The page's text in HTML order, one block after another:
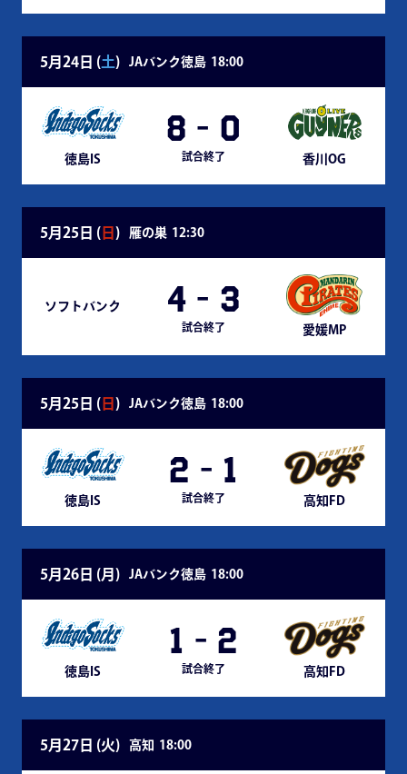
5月24日 (土) JAバンク徳島 18:00
徳島IS
8 - 0
試合終了 香川OG
5月25日 ( 日 ) 雁の巣 12:30
ソフトバンク 4 - 3
試合終了 愛媛MP
5月25日 ( 日 ) JAバンク徳島 18:00
徳島IS
2 - 1
試合終了 高知FD
5月26日 (月 ) JAバンク徳島 18:00
徳島IS
1 - 2
試合終了 高知FD
5月27日 (火) 高知 18:00